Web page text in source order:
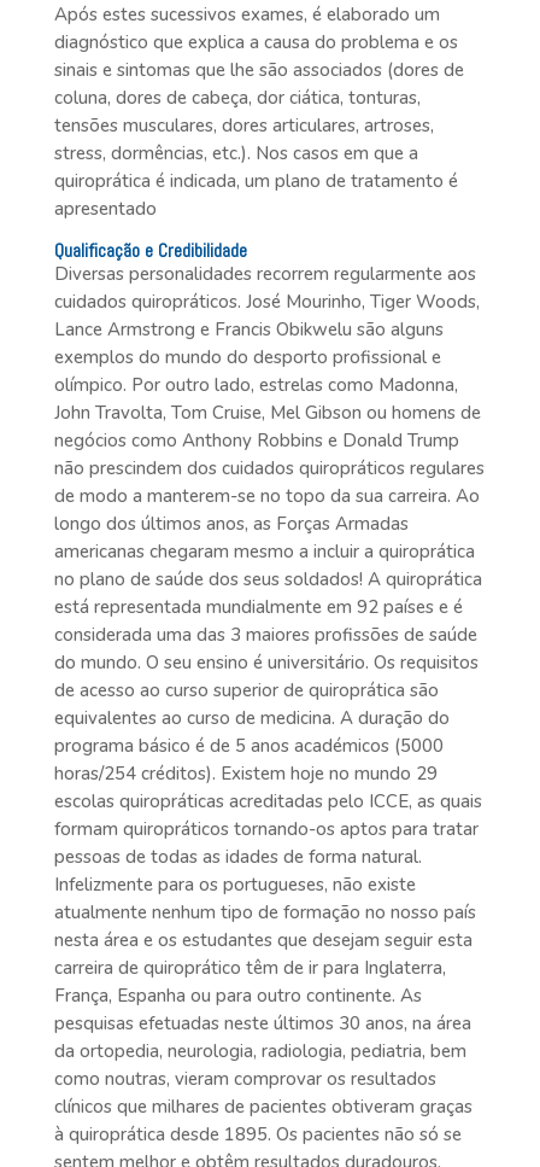
Após estes sucessivos exames, é elaborado um
diagnóstico que explica a causa do problema e os
sinais e sintomas que lhe são associados (dores de
coluna, dores de cabeça, dor ciática, tonturas,
tensões musculares, dores articulares, artroses,
stress, dormências, etc.). Nos casos em que a
quiroprática é indicada, um plano de tratamento é
apresentado
Qualificação e Credibilidade
Diversas personalidades recorrem regularmente aos
cuidados quiropráticos. José Mourinho, Tiger Woods,
Lance Armstrong e Francis Obikwelu são alguns
exemplos do mundo do desporto profissional e
olímpico. Por outro lado, estrelas como Madonna,
John Travolta, Tom Cruise, Mel Gibson ou homens de
negócios como Anthony Robbins e Donald Trump
não prescindem dos cuidados quiropráticos regulares
de modo a manterem-se no topo da sua carreira. Ao
longo dos últimos anos, as Forças Armadas
americanas chegaram mesmo a incluir a quiroprática
no plano de saúde dos seus soldados! A quiroprática
está representada mundialmente em 92 países e é
considerada uma das 3 maiores profissões de saúde
do mundo. O seu ensino é universitário. Os requisitos
de acesso ao curso superior de quiroprática são
equivalentes ao curso de medicina. A duração do
programa básico é de 5 anos académicos (5000
horas/254 créditos). Existem hoje no mundo 29
escolas quiropráticas acreditadas pelo ICCE, as quais
formam quiropráticos tornando-os aptos para tratar
pessoas de todas as idades de forma natural.
Infelizmente para os portugueses, não existe
atualmente nenhum tipo de formação no nosso país
nesta área e os estudantes que desejam seguir esta
carreira de quiroprático têm de ir para Inglaterra,
França, Espanha ou para outro continente. As
pesquisas efetuadas neste últimos 30 anos, na área
da ortopedia, neurologia, radiologia, pediatria, bem
como noutras, vieram comprovar os resultados
clínicos que milhares de pacientes obtiveram graças
à quiroprática desde 1895. Os pacientes não só se
sentem melhor e obtêm resultados duradouros,